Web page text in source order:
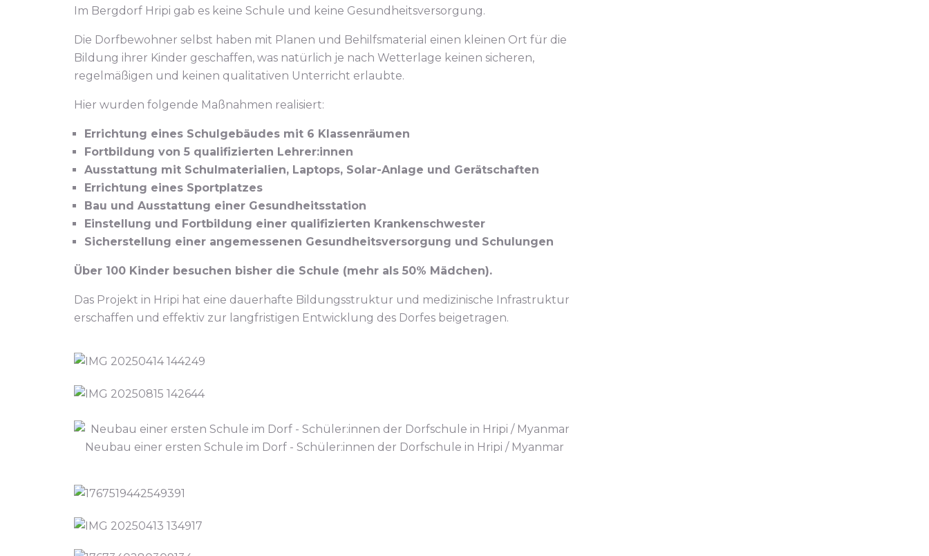
Im Bergdorf Hripi gab es keine Schule und keine Gesundheitsversorgung.
Die Dorfbewohner selbst haben mit Planen und Behilfsmaterial einen kleinen Ort für die
Bildung ihrer Kinder geschaffen, was natürlich je nach Wetterlage keinen sicheren,
regelmäßigen und keinen qualitativen Unterricht erlaubte.
Hier wurden folgende Maßnahmen realisiert:
Errichtung eines Schulgebäudes mit 6 Klassenräumen
Fortbildung von 5 qualifizierten Lehrer:innen
Ausstattung mit Schulmaterialien, Laptops, Solar-Anlage und Gerätschaften
Errichtung eines Sportplatzes
Bau und Ausstattung einer Gesundheitsstation
Einstellung und Fortbildung einer qualifizierten Krankenschwester
Sicherstellung einer angemessenen Gesundheitsversorgung und Schulungen
Über 100 Kinder besuchen bisher die Schule (mehr als 50% Mädchen).
Das Projekt in Hripi hat eine dauerhafte Bildungsstruktur und medizinische Infrastruktur
erschaffen und effektiv zur langfristigen Entwicklung des Dorfes beigetragen.
Neubau einer ersten Schule im Dorf - Schüler:innen der Dorfschule in Hripi / Myanmar